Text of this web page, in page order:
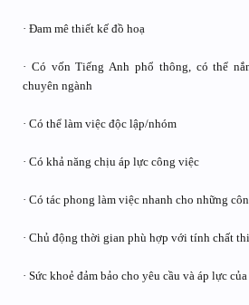
· Đam mê thiết kế đồ hoạ
· Có vốn Tiếng Anh phổ thông, có thể
chuyên ngành
· Có thể làm việc độc lập/nhóm
· Có khả năng chịu áp lực công việc
· Có tác phong làm việc nhanh cho những
· Chủ động thời gian phù hợp với tính chất
· Sức khoẻ đảm bảo cho yêu cầu và áp lực